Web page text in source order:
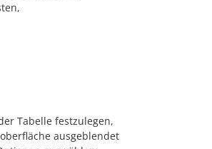
Tabelle festzulegen,
ausgeblendet